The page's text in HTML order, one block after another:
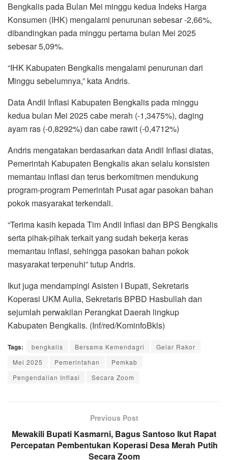
Bengkalis pada Bulan Mei minggu kedua Indeks Harga
Konsumen (IHK) mengalami penurunan sebesar -2,66%,
dibandingkan pada minggu pertama bulan Mei 2025
sebesar 5,09%.
“IHK Kabupaten Bengkalis mengalami penurunan dari
Minggu sebelumnya,” kata Andris.
Data Andil Inflasi Kabupaten Bengkalis pada minggu
kedua bulan Mei 2025 cabe merah (-1,3475%), daging
ayam ras (-0,8292%) dan cabe rawit (-0,4712%)
Andris mengatakan berdasarkan data Andil Inflasi diatas,
Pemerintah Kabupaten Bengkalis akan selalu konsisten
memantau inflasi dan terus berkomitmen mendukung
program-program Pemerintah Pusat agar pasokan bahan
pokok masyarakat terkendali.
“Terima kasih kepada Tim Andil Inflasi dan BPS Bengkalis
serta pihak-pihak terkait yang sudah bekerja keras
memantau inflasi, sehingga pasokan bahan pokok
masyarakat terpenuhi” tutup Andris.
Ikut juga mendampingi Asisten I Bupati, Sekretaris
Koperasi UKM Aulia, Sekretaris BPBD Hasbullah dan
sejumlah perwakilan Perangkat Daerah lingkup
Kabupaten Bengkalis. (Inf/red/KominfoBkls)
Tags: bengkalis Bersama Kemendagri
Gelar Rakor
Mei 2025
Pemerintahan
Pemkab
Pengendalian Inflasi
Secara Zoom
Previous Post
Mewakili Bupati Kasmarni, Bagus Santoso Ikut Rapat
Percepatan Pembentukan Koperasi Desa Merah Putih
Secara Zoom